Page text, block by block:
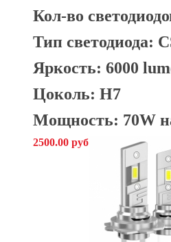
Кол-во
Тип светодиода:
Яркость: 6000
Цоколь: H7
Мощность: 70W
2500.00 руб